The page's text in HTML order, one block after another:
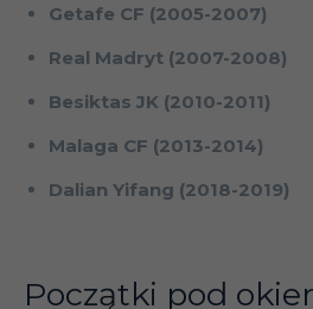
Getafe CF (2005-2007)
Real Madryt (2007-2008)
Besiktas JK (2010-2011)
Malaga CF (2013-2014)
Dalian Yifang (2018-2019)
Początki pod